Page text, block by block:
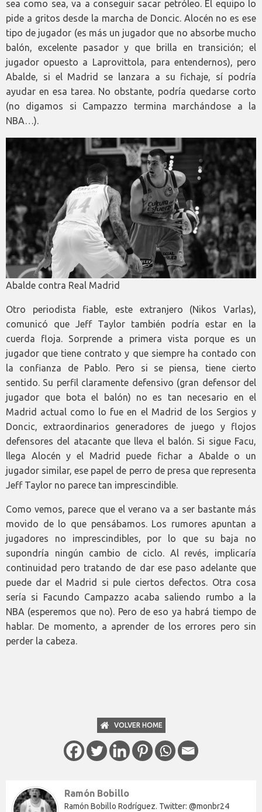
sea como sea, va a conseguir sacar petróleo. El equipo lo
pide a gritos desde la marcha de Doncic. Alocén no es ese
tipo de jugador (es más un jugador que no absorbe mucho
balón, excelente pasador y que brilla en transición; el
jugador opuesto a Laprovittola, para entendernos), pero
Abalde, si el Madrid se lanzara a su fichaje, sí podría
ayudar en esa tarea. No obstante, podría quedarse corto
(no digamos si Campazzo termina marchándose a la
NBA…).
Abalde contra Real Madrid
Otro periodista fiable, este extranjero (Nikos Varlas),
comunicó que Jeff Taylor también podría estar en la
cuerda floja. Sorprende a primera vista porque es un
jugador que tiene contrato y que siempre ha contado con
la confianza de Pablo. Pero si se piensa, tiene cierto
sentido. Su perfil claramente defensivo (gran defensor del
jugador que bota el balón) no es tan necesario en el
Madrid actual como lo fue en el Madrid de los Sergios y
Doncic, extraordinarios generadores de juego y flojos
defensores del atacante que lleva el balón. Si sigue Facu,
llega Alocén y el Madrid puede fichar a Abalde o un
jugador similar, ese papel de perro de presa que representa
Jeff Taylor no parece tan imprescindible.
Como vemos, parece que el verano va a ser bastante más
movido de lo que pensábamos. Los rumores apuntan a
jugadores no imprescindibles, por lo que su baja no
supondría ningún cambio de ciclo. Al revés, implicaría
continuidad pero tratando de dar ese paso adelante que
puede dar el Madrid si pule ciertos defectos. Otra cosa
sería si Facundo Campazzo acaba saliendo rumbo a la
NBA (esperemos que no). Pero de eso ya habrá tiempo de
hablar. De momento, a aprender de los errores pero sin
perder la cabeza.
VOLVER HOME
Ramón Bobillo
Ramón Bobillo Rodríguez. Twitter: @monbr24